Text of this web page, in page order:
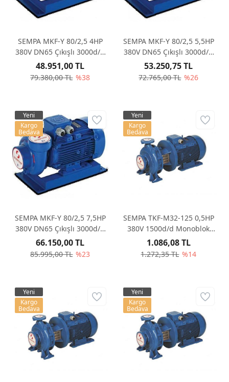
SEMPA MKF-Y 80/2,5 4HP
380V DN65 Çıkışlı 3000d/d
Monoblok Santrifüj Pompa
79.380,00 TL %38
48.951,00 TL
SEMPA MKF-Y 80/2,5 5,5HP
380V DN65 Çıkışlı 3000d/d
Monoblok Santrifüj Pompa
72.765,00 TL %26
53.250,75 TL
SEMPA MKF-Y 80/2,5 7,5HP
380V DN65 Çıkışlı 3000d/d
Monoblok Santrifüj Pompa
85.995,00 TL %23
66.150,00 TL
Yeni
Kargo
Bedava
SEMPA TKF-M32-125 0,5HP
380V 1500d/d Monoblok
Santrifüj Pompa
1.272,35 TL %14
1.086,08 TL
Yeni
Kargo
Bedava
Yeni
Kargo
Bedava
Yeni
Kargo
Bedava